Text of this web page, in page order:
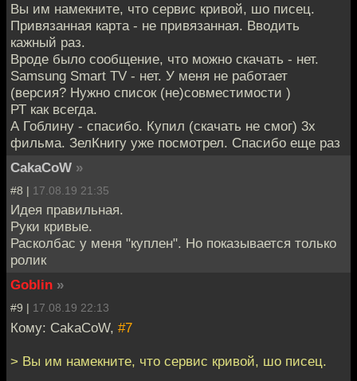
Вы им намекните, что сервис кривой, шо писец.
Привязанная карта - не привязанная. Вводить
кажный раз.
Вроде было сообщение, что можно скачать - нет.
Samsung Smart TV - нет. У меня не работает
(версия? Нужно список (не)совместимости )
РТ как всегда.
А Гоблину - спасибо. Купил (скачать не смог) 3х
фильма. ЗелКнигу уже посмотрел. Спасибо еще раз
CakaCoW »
#8 | 17.08.19 21:35
Идея правильная.
Руки кривые.
Расколбас у меня "куплен". Но показывается только
ролик
Goblin »
#9 | 17.08.19 22:13
Кому: CakaCoW, #7
> Вы им намекните, что сервис кривой, шо писец.